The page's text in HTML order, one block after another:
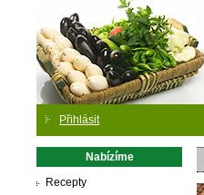
Přihlásit
Nabízíme
Recepty